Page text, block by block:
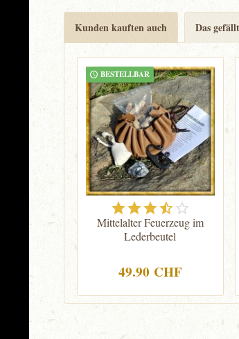
Kunden kauften auch Das
BESTELLBAR
Mittelalter Feuerzeug im
Lederbeutel
49.90 CHF